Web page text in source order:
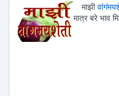
माझी
मात्र बरे भाव